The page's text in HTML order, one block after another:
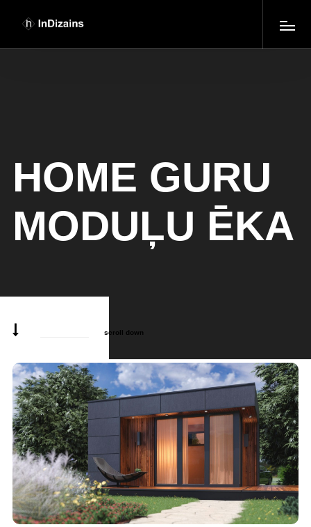
HOME GURU
MODUĻU ĒKA
scroll down